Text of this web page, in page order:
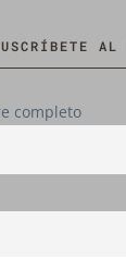
completo